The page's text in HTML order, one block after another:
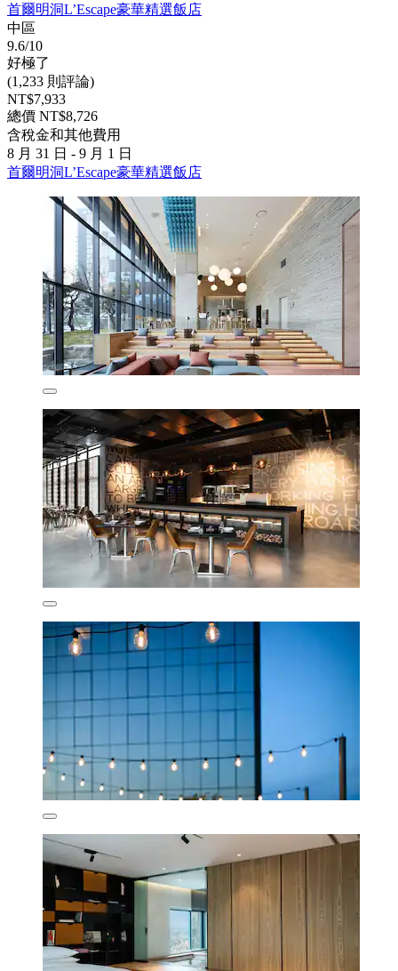
首爾明洞L’Escape豪華精選飯店
中區
9.6/10
好極了
(1,233 則評論)
NT$7,933
總價 NT$8,726
含稅金和其他費用
8 月 31 日 - 9 月 1 日
首爾明洞L’Escape豪華精選飯店